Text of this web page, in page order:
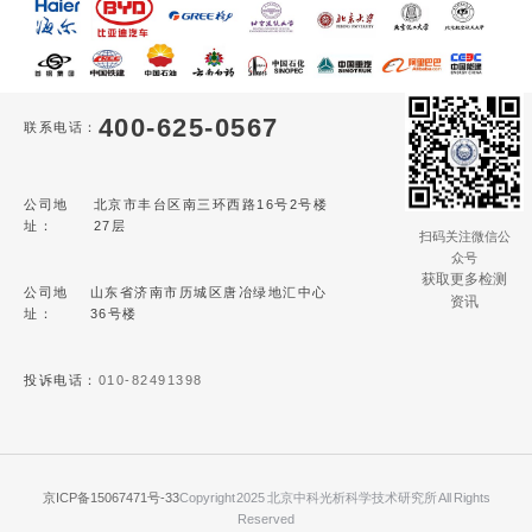
联系电话： 400-625-0567
公司地
址：
北京市丰台区南三环西路16号2号楼
27层
公司地
址：
山东省济南市历城区唐冶绿地汇中心
36号楼
投诉电话： 010-82491398
扫码关注微信公
众号
获取更多检测
资讯
京ICP备15067471号-33Copyright 2025 北京中科光析科学技术研究所 All Rights
Reserved